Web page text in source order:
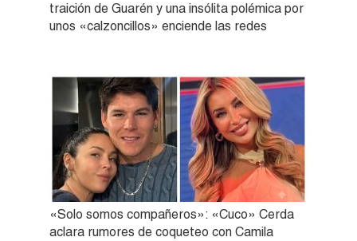
traición de Guarén y una insólita polémica por
unos «calzoncillos» enciende las redes
«Solo somos compañeros»: «Cuco» Cerda
aclara rumores de coqueteo con Camila